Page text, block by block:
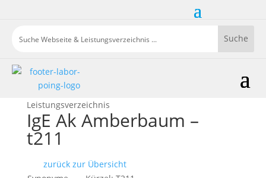
Leistungsverzeichnis
IgE Ak Amberbaum –
t211
zurück zur Übersicht